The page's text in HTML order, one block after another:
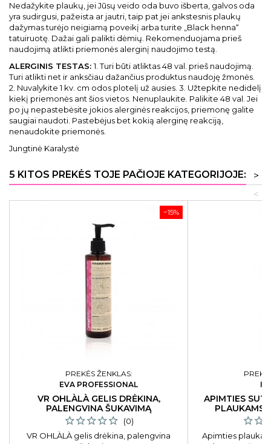
Nedažykite plaukų, jei Jūsų veido oda buvo išberta, galvos oda
yra sudirgusi, pažeista ar jautri, taip pat jei ankstesnis plaukų
dažymas turėjo neigiamą poveikį arba turite „Black henna“
tatuiruotę. Dažai gali palikti dėmių. Rekomenduojama prieš
naudojimą atlikti priemonės alerginį naudojimo testą.
ALERGINIS TESTAS:1. Turi būti atliktas 48 val. prieš naudojimą.
Turi atlikti net ir anksčiau dažančius produktus naudoję žmonės.
2. Nuvalykite 1 kv. cm odos plotelį už ausies. 3. Užtepkite nedidelį
kiekį priemonės ant šios vietos. Nenuplaukite. Palikite 48 val. Jei
po jų nepastebėsite jokios alerginės reakcijos, priemonę galite
saugiai naudoti. Pastebėjus bet kokią alerginę reakciją,
nenaudokite priemonės.
Jungtinė Karalystė
5 KITOS PREKĖS TOJE PAČIOJE KATEGORIJOJE:
>
<
−15%
PREKĖS ŽENKLAS:
EVA PROFESSIONAL
VR OHLÀLÀ GELIS DRĖKINA,
PALENGVINA ŠUKAVIMĄ
(0)
VR OHLÀLÀ gelis drėkina, palengvina
APIMTIES
PLAUKAMS
Apimties